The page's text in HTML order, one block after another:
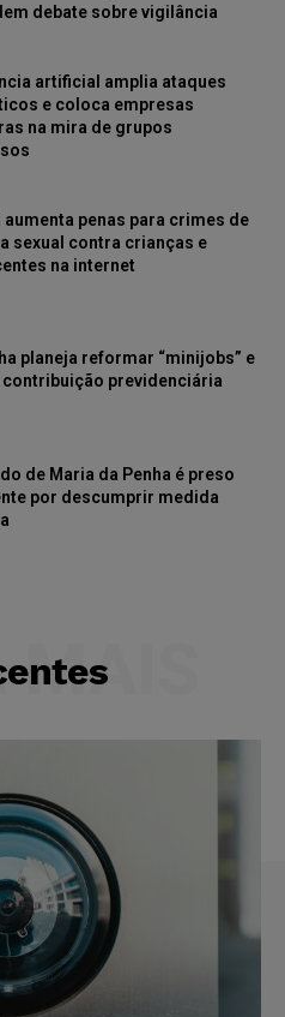
debate sobre vigilância
artificial amplia ataques
e coloca empresas
na mira de grupos
aumenta penas para crimes de
sexual contra crianças e
na internet
planeja reformar “minijobs” e
previdenciária
de Maria da Penha é preso
por descumprir medida
MAIS